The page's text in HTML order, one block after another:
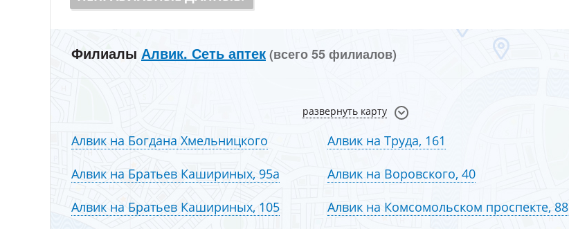
Филиалы Алвик. Сеть аптек(всего 55 филиалов)
развернуть карту
Алвик на Богдана Хмельницкого
Алвик на Труда, 161
Алвик на Братьев Кашириных, 95а
Алвик на Воровского, 40
Алвик на Братьев Кашириных, 105
Алвик на Комсомольском проспекте, 88